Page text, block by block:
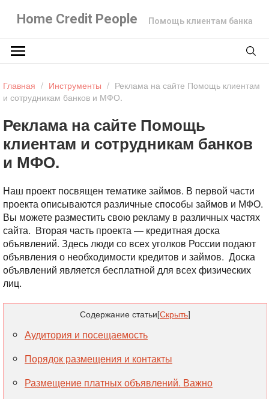
Home Credit People Помощь клиентам банка
Главная / Инструменты / Реклама на сайте Помощь клиентам
и сотрудникам банков и МФО.
Реклама на сайте Помощь
клиентам и сотрудникам банков
и МФО.
Наш проект посвящен тематике займов. В первой части
проекта описываются различные способы займов и МФО.
Вы можете разместить свою рекламу в различных частях
сайта. Вторая часть проекта — кредитная доска
объявлений. Здесь люди со всех уголков России подают
объявления о необходимости кредитов и займов. Доска
объявлений является бесплатной для всех физических
лиц.
Содержание статьи[Скрыть]
Аудитория и посещаемость
Порядок размещения и контакты
Размещение платных объявлений. Важно